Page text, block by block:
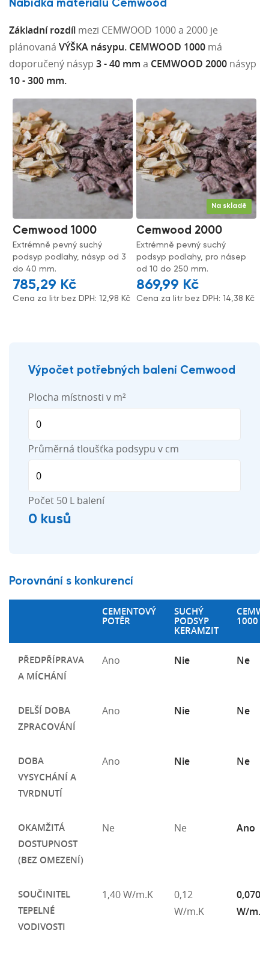
Nabídka materiálů Cemwood
Základní rozdíl mezi CEMWOOD 1000 a 2000 je
plánovaná VÝŠKA násypu. CEMWOOD 1000 má
doporučený násyp 3 - 40 mm a CEMWOOD 2000 násyp
10 - 300 mm.
Cemwood 1000
Extrémně pevný suchý
podsyp podlahy, násyp od 3
do 40 mm.
785,29 Kč
Cena za litr bez DPH: 12,98 Kč
Na skladě
Cemwood 2000
Extrémně pevný suchý
podsyp podlahy, pro násep
od 10 do 250 mm.
869,99 Kč
Cena za litr bez DPH: 14,38 Kč
Výpočet potřebných balení Cemwood
Plocha místnosti v m²
Průměrná tloušťka podsypu v cm
Počet 50 L balení
0 kusů
Porovnání s konkurencí
CEMENTOVÝ
POTĚR
SUCHÝ
PODSYP
KERAMZIT
1000
PŘEDPŘÍPRAVA
A MÍCHÁNÍ
Ano Nie Ne
DELŠÍ DOBA
ZPRACOVÁNÍ
Ano Nie Ne
DOBA
VYSYCHÁNÍ A
TVRDNUTÍ
Ano Nie Ne
OKAMŽITÁ
DOSTUPNOST
(BEZ OMEZENÍ)
Ne Ne Ano
SOUČINITEL
TEPELNÉ
VODIVOSTI
1,40 W/m.K
0,12
W/m.K
0,070
W/m.K